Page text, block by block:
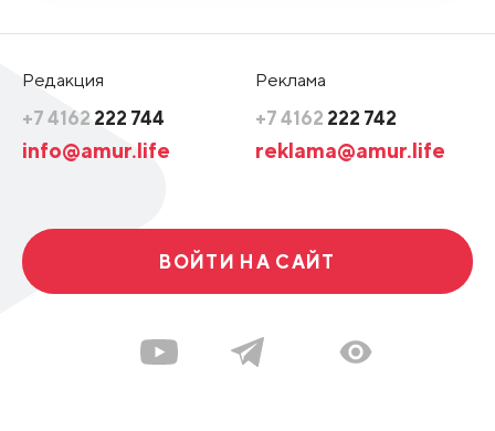
Редакция
+7 4162 222 744
info@amur.life
Реклама
+7 4162 222 742
reklama@amur.life
ВОЙТИ НА САЙТ